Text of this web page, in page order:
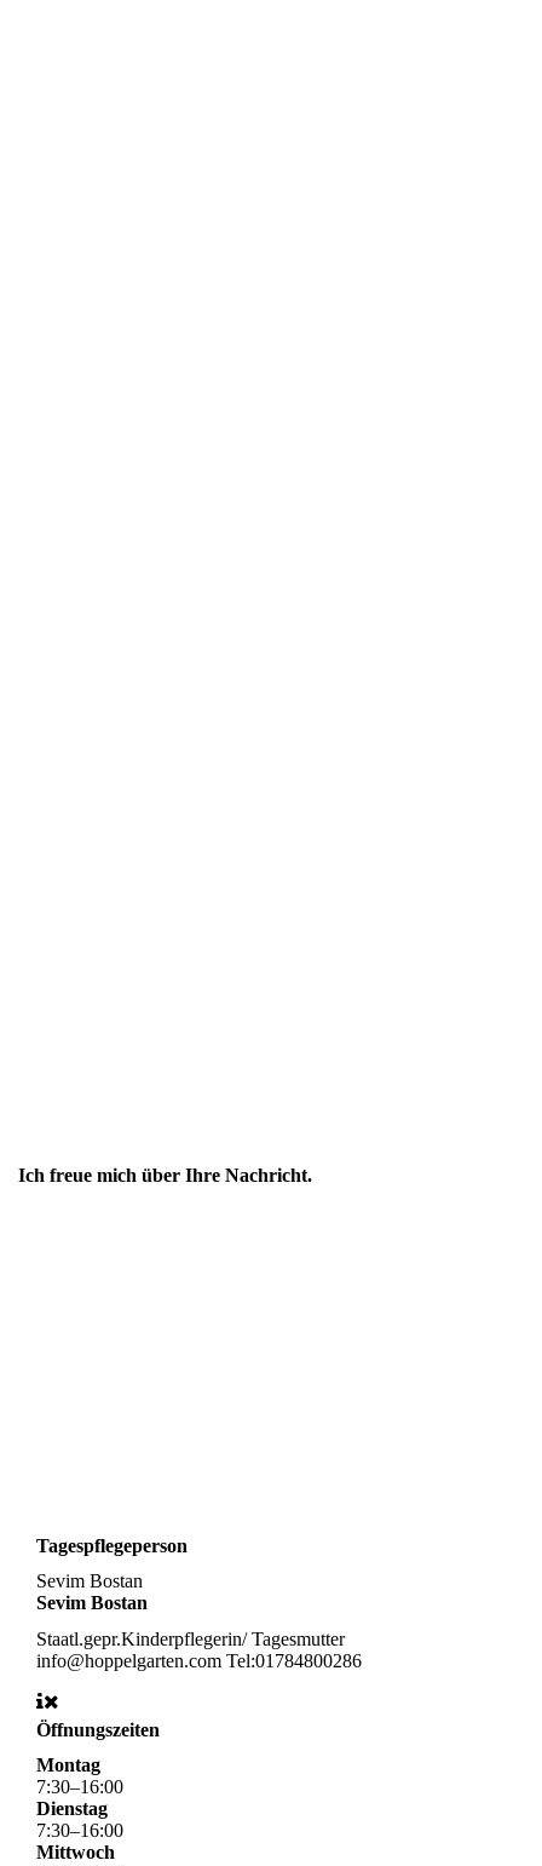
Ich freue mich über Ihre Nachricht.
Tagespflegeperson
Sevim Bostan
Sevim Bostan
Staatl.gepr.Kinderpflegerin/ Tagesmutter
info@hoppelgarten.com Tel:01784800286
Öffnungszeiten
Montag
7:30–16:00
Dienstag
7:30–16:00
Mittwoch